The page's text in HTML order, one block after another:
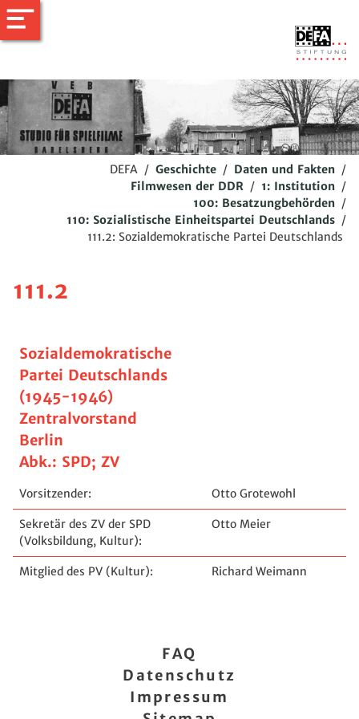
DEFA / Geschichte / Daten und Fakten /
Filmwesen der DDR / 1: Institution /
100: Besatzungbehörden /
110: Sozialistische Einheitspartei Deutschlands /
111.2: Sozialdemokratische Partei Deutschlands
111.2
Sozialdemokratische
Partei Deutschlands
(1945-1946)
Zentralvorstand
Berlin
Abk.: SPD; ZV
Vorsitzender: Otto Grotewohl
Sekretär des ZV der SPD
(Volksbildung, Kultur):
Otto Meier
Mitglied des PV (Kultur): Richard Weimann
FAQ
Datenschutz
Impressum